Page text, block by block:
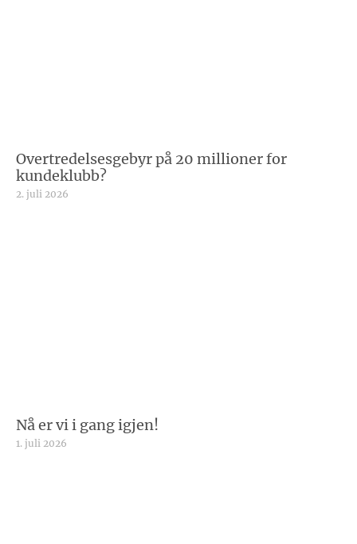
Overtredelsesgebyr på 20 millioner for
kundeklubb?
2. juli 2026
Nå er vi i gang igjen!
1. juli 2026